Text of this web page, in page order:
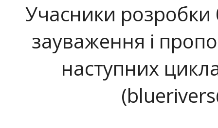
Учасники розробки
зауваження і
наступних